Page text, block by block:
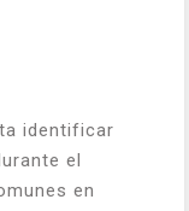
identificar
el
en